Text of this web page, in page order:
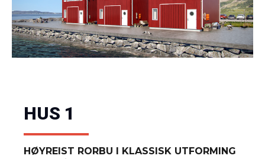
HUS 1
HØYREIST RORBU I KLASSISK UTFORMING